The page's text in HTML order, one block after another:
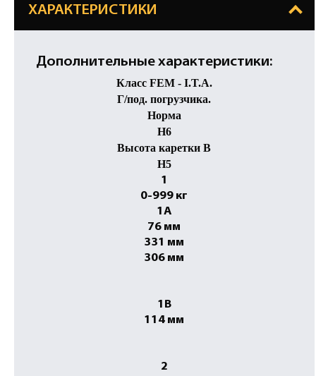
ХАРАКТЕРИСТИКИ
Дополнительные характеристики:
Класс FEM - I.T.A.
Г/под. погрузчика.
Норма
H6
Высота каретки B
H5
1
0-999 кг
1A
76 мм
331 мм
306 мм
1B
114 мм
2